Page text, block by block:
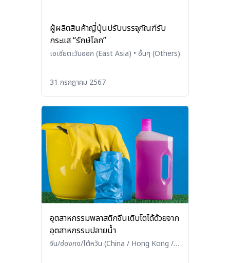
ผู้ผลิตสินค้าญี่ปุ่นปรับบรรจุภัณฑ์รับ
กระแส “รักษ์โลก”
เอเชียตะวันออก (East Asia) • อื่นๆ (Others)
31 กรกฎาคม 2567
อุตสาหกรรมพลาสติกจีนเติบโตได้ด้วยจาก
อุตสาหกรรมปลายน้ำ
จีน/ฮ่องกง/ไต้หวัน (China / Hong Kong /